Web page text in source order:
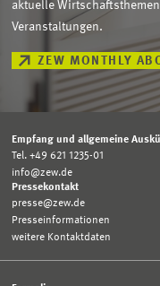
aktuelle
Veranstaltungen.
ZEW MONTHLY
Empfang und allgemeine
Tel. +49 621 1235-01
info@zew.de
Pressekontakt
presse@zew.de
Presseinformationen
weitere Kontaktdaten